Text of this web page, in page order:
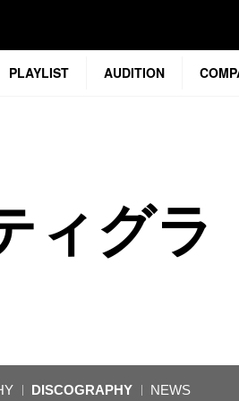
PLAYLIST AUDITION
ィグラ
DISCOGRAPHY NEWS